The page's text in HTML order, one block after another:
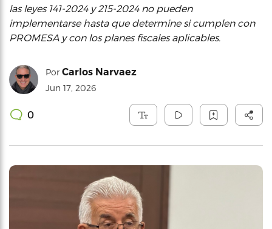
las leyes 141-2024 y 215-2024 no pueden
implementarse hasta que determine si cumplen con
PROMESA y con los planes fiscales aplicables.
Por Carlos Narvaez
Jun 17, 2026
0